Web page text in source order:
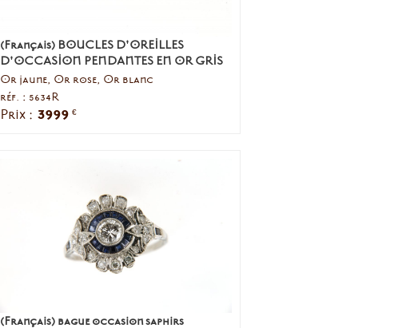
(Français) BOUCLES D'OREILLES
D'OCCASION PENDANTES EN OR GRIS
Or jaune, Or rose, Or blanc
réf. : 5634R
Prix : 3999 €
(Français) bague occasion saphirs